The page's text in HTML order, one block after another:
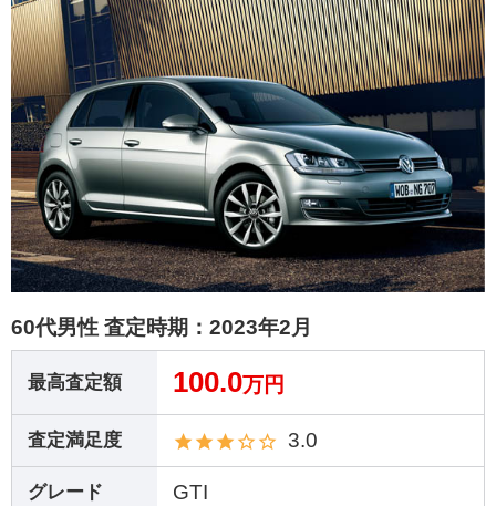
60代男性 査定時期： 2023年2月
最高査定額 100.0万円
査定満足度 3.0
グレード GTI